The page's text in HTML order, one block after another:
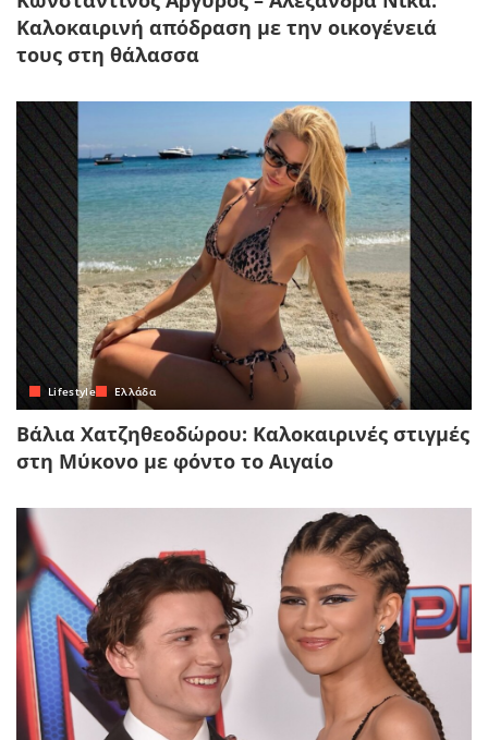
Καλοκαιρινή απόδραση με την οικογένειά
τους στη θάλασσα
Lifestyle Ελλάδα
Βάλια Χατζηθεοδώρου: Καλοκαιρινές στιγμές
στη Μύκονο με φόντο το Αιγαίο